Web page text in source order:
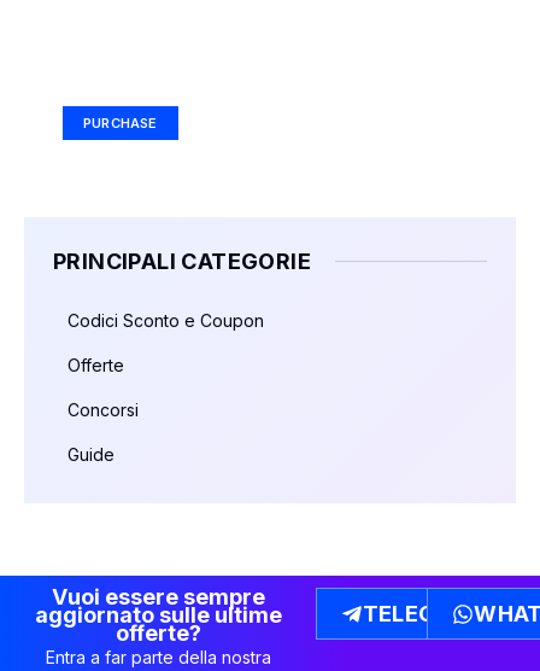
PURCHASE
PRINCIPALI CATEGORIE
Codici Sconto e Coupon
Offerte
Concorsi
Guide
Vuoi essere sempre
aggiornato sulle ultime
offerte?
Entra a far parte della nostra
TELEGRAM